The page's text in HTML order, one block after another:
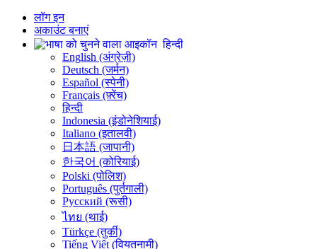
लॉग इन
अकाउंट बनाएं
हिन्दी
English (अंग्रेज़ी)
Deutsch (जर्मन)
Español (स्पेनी)
Français (फ़्रेंच)
हिन्दी
Indonesia (इंडोनेशियाई)
Italiano (इतालवी)
日本語 (जापानी)
한국어 (कोरियाई)
Polski (पोलिश)
Português (पुर्तगाली)
Русский (रूसी)
ไทย (थाई)
Türkçe (तुर्की)
Tiếng Việt (वियतनामी)